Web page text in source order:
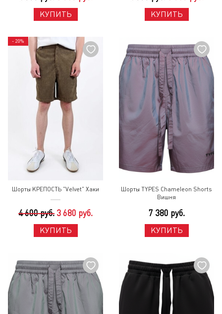
КУПИТЬ КУПИТЬ
- 20%
Шорты КРЕПОСТЬ "Velvet" Хаки
4 600 руб. 3 680 руб.
КУПИТЬ
Шорты TYPES Chameleon Shorts
Вишня
7 380 руб.
КУПИТЬ